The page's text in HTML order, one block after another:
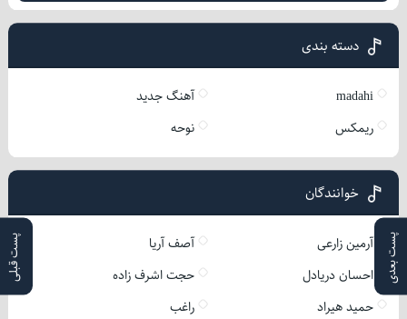
پست بعدی پست قبلی
دسته بندی
madahi
آهنگ جدید
ریمکس
نوحه
خوانندگان
آرمین زارعی
آصف آریا
احسان دریادل
حجت اشرف زاده
حمید هیراد
راغب